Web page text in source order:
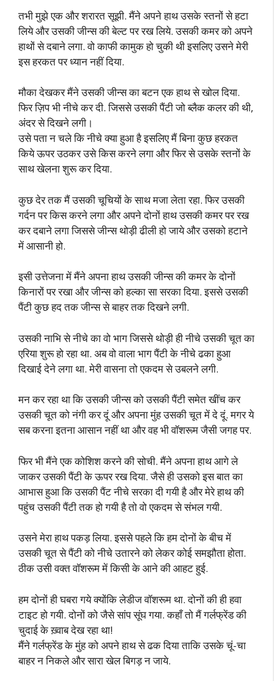
तभी मुझे एक और शरारत सूझी. मैंने अपने हाथ उसके स्तनों से हटा
लिये और उसकी जीन्स की बेल्ट पर रख लिये. उसकी कमर को अपने
हाथों से दबाने लगा. वो काफी कामुक हो चुकी थी इसलिए उसने मेरी
इस हरकत पर ध्यान नहीं दिया.
मौका देखकर मैंने उसकी जीन्स का बटन एक हाथ से खोल दिया.
फिर ज़िप भी नीचे कर दी. जिससे उसकी पैंटी जो ब्लैक कलर की थी,
अंदर से दिखने लगी।
उसे पता न चले कि नीचे क्या हुआ है इसलिए मैं बिना कुछ हरकत
किये ऊपर उठकर उसे किस करने लगा और फिर से उसके स्तनों के
साथ खेलना शुरू कर दिया.
कुछ देर तक मैं उसकी चूचियों के साथ मजा लेता रहा. फिर उसकी
गर्दन पर किस करने लगा और अपने दोनों हाथ उसकी कमर पर रख
कर दबाने लगा जिससे जीन्स थोड़ी ढीली हो जाये और उसको हटाने
में आसानी हो.
इसी उत्तेजना में मैंने अपना हाथ उसकी जीन्स की कमर के दोनों
किनारों पर रखा और जीन्स को हल्का सा सरका दिया. इससे उसकी
पैंटी कुछ हद तक जीन्स से बाहर तक दिखने लगी.
उसकी नाभि से नीचे का वो भाग जिससे थोड़ी ही नीचे उसकी चूत का
एरिया शुरू हो रहा था. अब वो वाला भाग पैंटी के नीचे ढका हुआ
दिखाई देने लगा था. मेरी वासना तो एकदम से उबलने लगी.
मन कर रहा था कि उसकी जीन्स को उसकी पैंटी समेत खींच कर
उसकी चूत को नंगी कर दूं और अपना मुंह उसकी चूत में दे दूं. मगर ये
सब करना इतना आसान नहीं था और वह भी वॉशरूम जैसी जगह पर.
फिर भी मैंने एक कोशिश करने की सोची. मैंने अपना हाथ आगे ले
जाकर उसकी पैंटी के ऊपर रख दिया. जैसे ही उसको इस बात का
आभास हुआ कि उसकी पैंट नीचे सरका दी गयी है और मेरे हाथ की
पहुंच उसकी पैंटी तक हो गयी है तो वो एकदम से संभल गयी.
उसने मेरा हाथ पकड़ लिया. इससे पहले कि हम दोनों के बीच में
उसकी चूत से पैंटी को नीचे उतारने को लेकर कोई समझौता होता.
ठीक उसी वक्त वॉशरूम में किसी के आने की आहट हुई.
हम दोनों ही घबरा गये क्योंकि लेडीज वॉशरूम था. दोनों की ही हवा
टाइट हो गयी. दोनों को जैसे सांप सूंघ गया. कहाँ तो मैं गर्लफ्रेंड की
चुदाई के ख़्वाब देख रहा था!
मैंने गर्लफ्रेंड के मुंह को अपने हाथ से ढक दिया ताकि उसके चूं-चा
बाहर न निकले और सारा खेल बिगड़ न जाये.